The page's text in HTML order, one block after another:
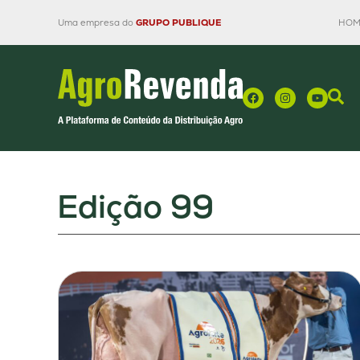
Uma empresa do GRUPO PUBLIQUE
Edição 99